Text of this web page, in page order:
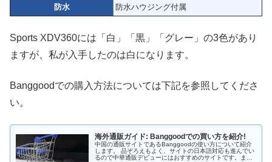
防水
防水ハウジング付属
Sports XDV360には「白」「黒」「グレー」の3色があり
ますが、私が入手したのは白になります。
Banggoodでの購入方法については下記を参照してくださ
い。
海外通販ガイド: Banggoodでの買い方を紹介!
中国の通販サイトであるBanggoodの使い方について紹介
します。 品ぞろえもよく、サイトの日本語対応も進んでい
るので中華通販デビューにはおすすめのサイトです。また